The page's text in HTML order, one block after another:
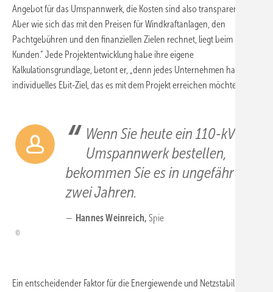
Angebot für das Umspannwerk, die Kosten sind also transparent.
Aber wie sich das mit den Preisen für Windkraftanlagen, den
Pachtgebühren und den finanziellen Zielen rechnet, liegt beim
Kunden.“ Jede Projektentwicklung habe ihre eigene
Kalkulationsgrundlage, betont er, „denn jedes Unternehmen hat sein
individuelles Ebit-Ziel, das es mit dem Projekt erreichen möchte“.
Wenn Sie heute ein 110-kV-
Umspannwerk bestellen,
bekommen Sie es in ungefähr
zwei Jahren.
Hannes Weinreich, Spie
Ein entscheidender Faktor für die Energiewende und Netzstabilität